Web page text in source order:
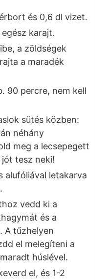
és 0,6 dl vizet.
karajt.
a zöldségek
a maradék
90 percre, nem kell
sütés közben:
néhány
meg a lecsepegett
tesz neki!
alufóliával letakarva
vedd ki a
és a
A tűzhelyen
el melegíteni a
húslével.
el, és 1-2